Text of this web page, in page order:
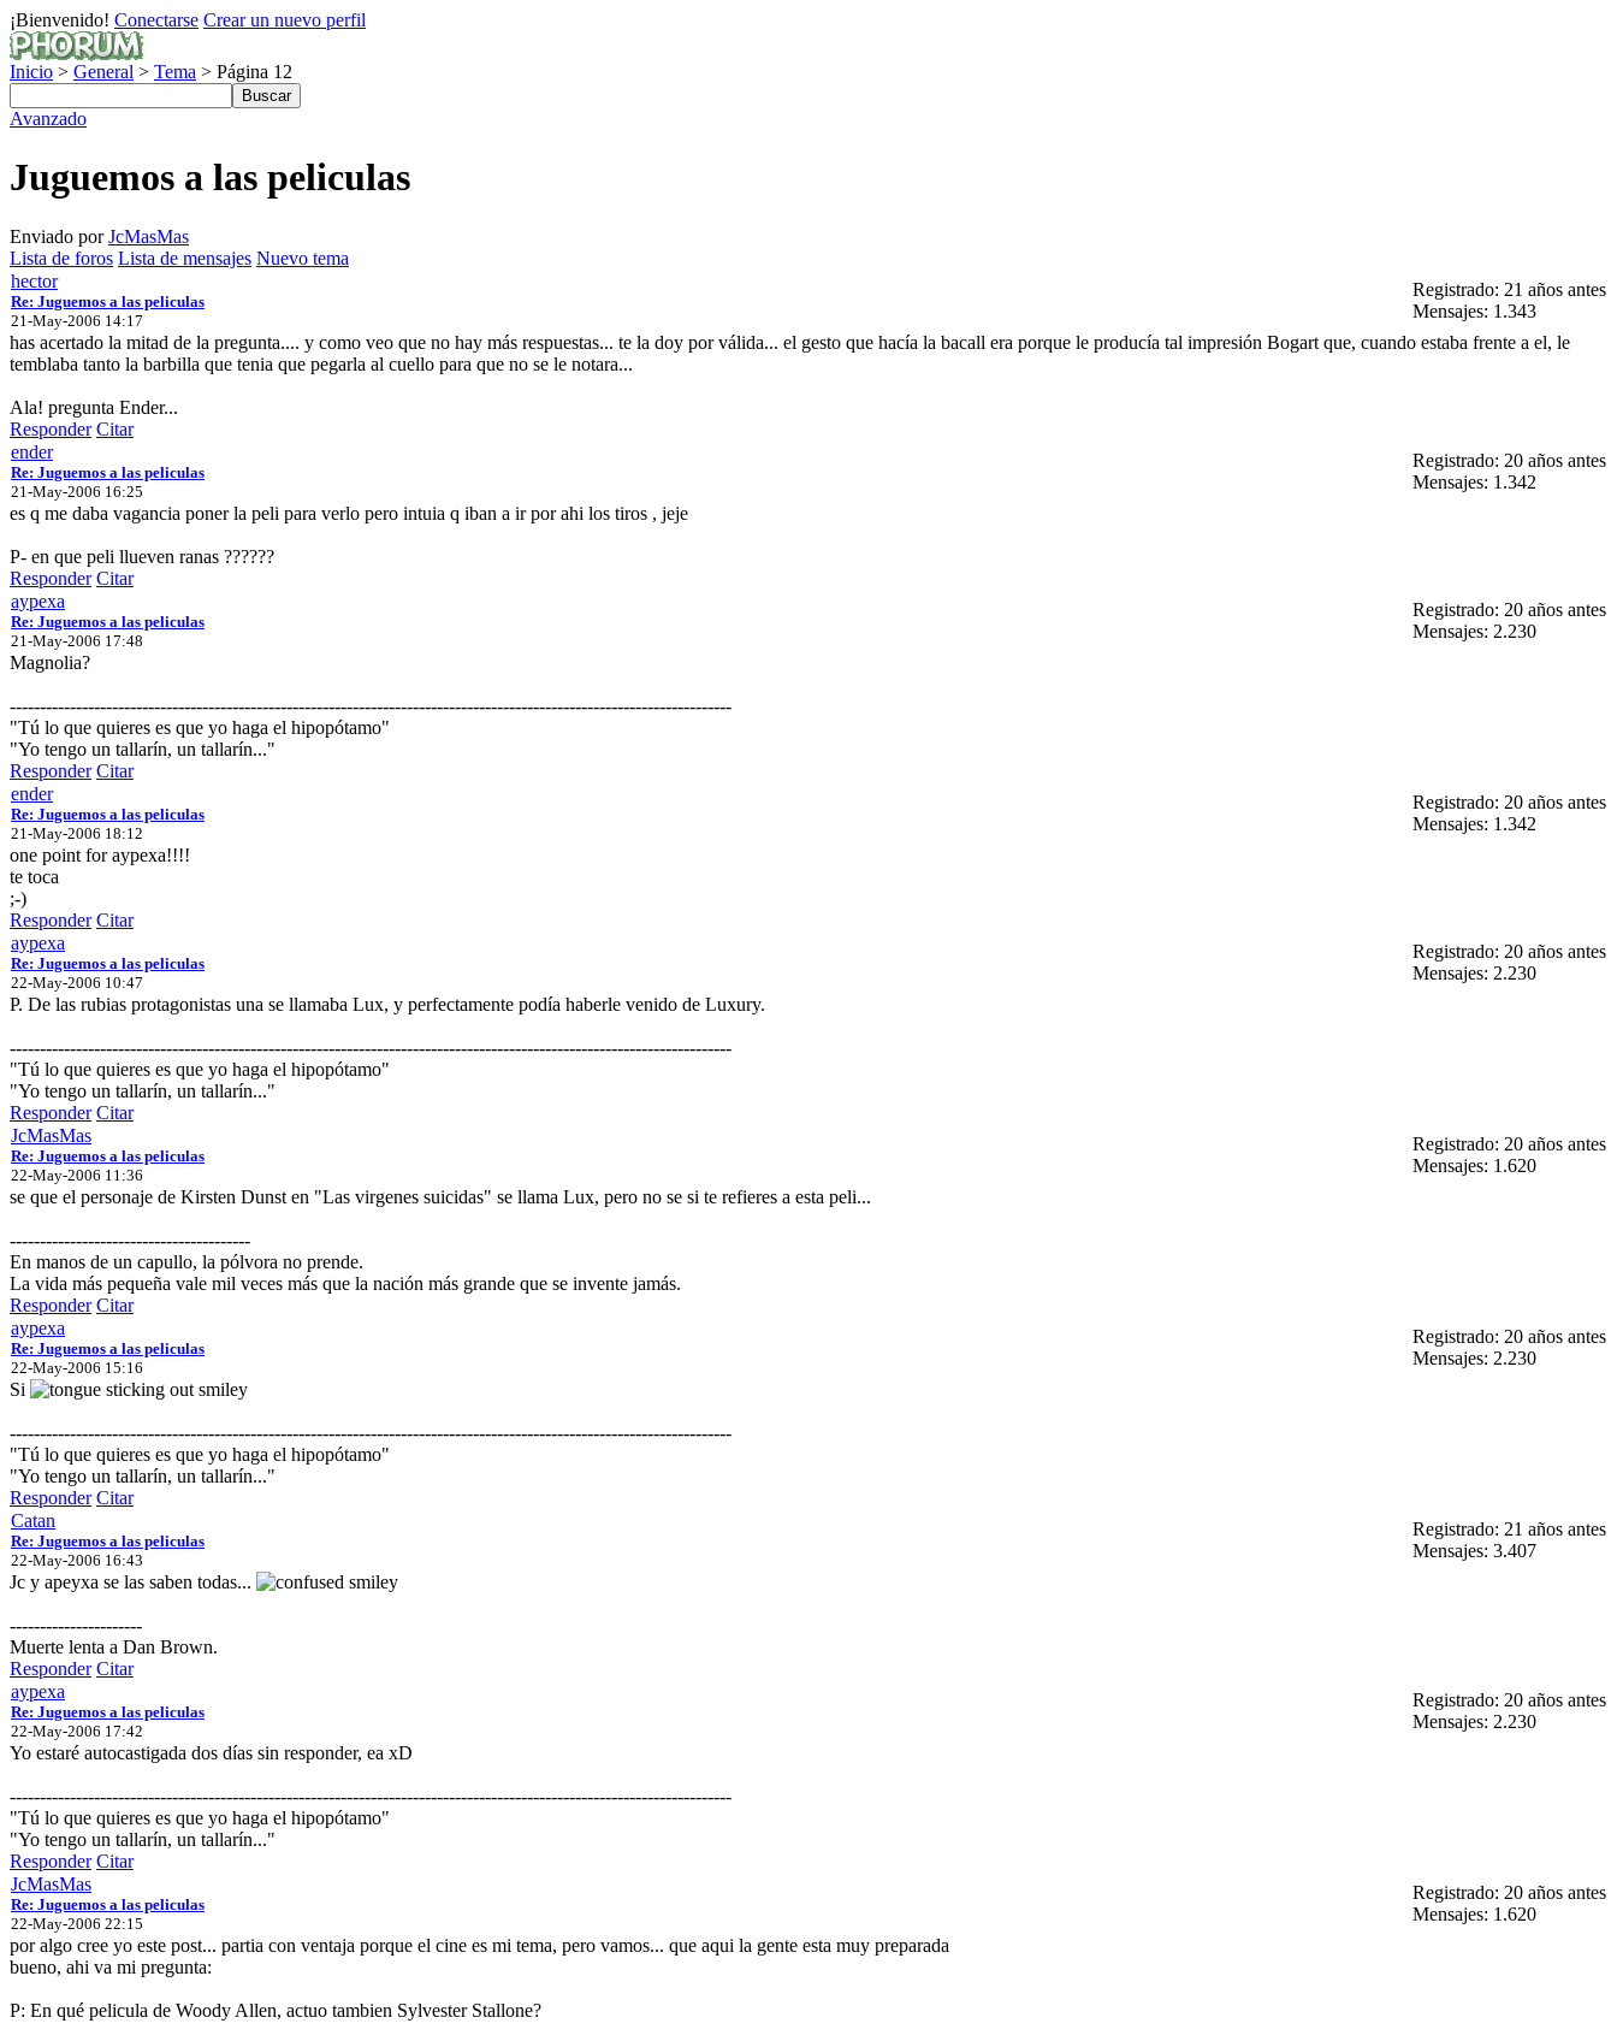
¡Bienvenido! Conectarse Crear un nuevo perfil
Inicio > General > Tema > Página 12
Avanzado
Juguemos a las peliculas
Enviado porJcMasMas
Lista de foros Lista de mensajes Nuevo tema
hector
Re: Juguemos a las peliculas
21-May-2006 14:17
Registrado: 21 años antes
Mensajes: 1.343
has acertado la mitad de la pregunta.... y como veo que no hay más respuestas... te la doy por válida... el gesto que hacía la bacall era porque le producía tal impresión Bogart que, cuando estaba frente a el, le
temblaba tanto la barbilla que tenia que pegarla al cuello para que no se le notara...
Ala! pregunta Ender...
Responder Citar
ender
Re: Juguemos a las peliculas
21-May-2006 16:25
Registrado: 20 años antes
Mensajes: 1.342
es q me daba vagancia poner la peli para verlo pero intuia q iban a ir por ahi los tiros , jeje
P- en que peli llueven ranas ??????
Responder Citar
aypexa
Re: Juguemos a las peliculas
21-May-2006 17:48
Registrado: 20 años antes
Mensajes: 2.230
Magnolia?
------------------------------------------------------------------------------------------------------------------------
"Tú lo que quieres es que yo haga el hipopótamo"
"Yo tengo un tallarín, un tallarín..."
Responder Citar
ender
Re: Juguemos a las peliculas
21-May-2006 18:12
Registrado: 20 años antes
Mensajes: 1.342
one point for aypexa!!!!
te toca
;-)
Responder Citar
aypexa
Re: Juguemos a las peliculas
22-May-2006 10:47
Registrado: 20 años antes
Mensajes: 2.230
P. De las rubias protagonistas una se llamaba Lux, y perfectamente podía haberle venido de Luxury.
------------------------------------------------------------------------------------------------------------------------
"Tú lo que quieres es que yo haga el hipopótamo"
"Yo tengo un tallarín, un tallarín..."
Responder Citar
JcMasMas
Re: Juguemos a las peliculas
22-May-2006 11:36
Registrado: 20 años antes
Mensajes: 1.620
se que el personaje de Kirsten Dunst en "Las virgenes suicidas" se llama Lux, pero no se si te refieres a esta peli...
----------------------------------------
En manos de un capullo, la pólvora no prende.
La vida más pequeña vale mil veces más que la nación más grande que se invente jamás.
Responder Citar
aypexa
Re: Juguemos a las peliculas
22-May-2006 15:16
Registrado: 20 años antes
Mensajes: 2.230
Si
------------------------------------------------------------------------------------------------------------------------
"Tú lo que quieres es que yo haga el hipopótamo"
"Yo tengo un tallarín, un tallarín..."
Responder Citar
Catan
Re: Juguemos a las peliculas
22-May-2006 16:43
Registrado: 21 años antes
Mensajes: 3.407
Jc y apeyxa se las saben todas...
----------------------
Muerte lenta a Dan Brown.
Responder Citar
aypexa
Re: Juguemos a las peliculas
22-May-2006 17:42
Registrado: 20 años antes
Mensajes: 2.230
Yo estaré autocastigada dos días sin responder, ea xD
------------------------------------------------------------------------------------------------------------------------
"Tú lo que quieres es que yo haga el hipopótamo"
"Yo tengo un tallarín, un tallarín..."
Responder Citar
JcMasMas
Re: Juguemos a las peliculas
22-May-2006 22:15
Registrado: 20 años antes
Mensajes: 1.620
por algo cree yo este post... partia con ventaja porque el cine es mi tema, pero vamos... que aqui la gente esta muy preparada
bueno, ahi va mi pregunta:
P: En qué pelicula de Woody Allen, actuo tambien Sylvester Stallone?